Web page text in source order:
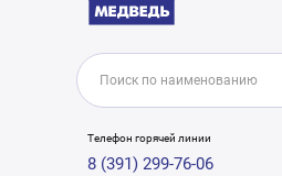
Телефон горячей линии
8 (391) 299-76-06